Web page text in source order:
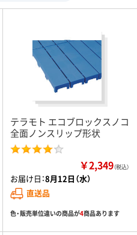
テラモト エコブロックスノコ
全面ノンスリップ形状
￥2,349（税込）
お届け日：8月12日（水）
直送品
色・販売単位違いの商品が4商品あります